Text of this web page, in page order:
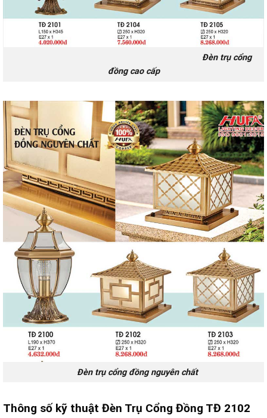
Đèn trụ cổng
đồng cao cấp
Đèn trụ cổng đồng nguyên chất
Thông số kỹ thuật Đèn Trụ Cổng Đồng TĐ 2102